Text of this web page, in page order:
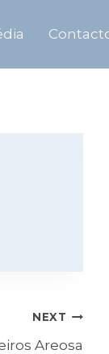
NEXT
Areosa